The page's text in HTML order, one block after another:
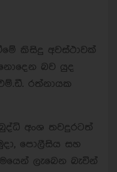
කිසිදු අවස්ථාවක්
බව යුද
රත්නායක
අංශ තවදුරටත්
පොලීසිය සහ
ලැබෙන බැවින්